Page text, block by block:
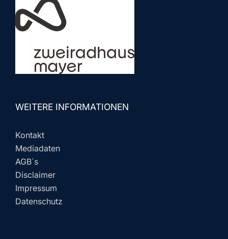
WEITERE INFORMATIONEN
Kontakt
Mediadaten
AGB´s
Disclaimer
Impressum
Datenschutz